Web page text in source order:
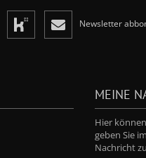
Newsletter
MEINE
Hier
geben Sie
Nachricht